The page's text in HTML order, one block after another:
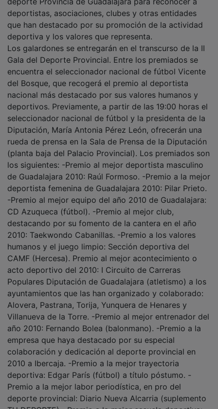
deportistas, asociaciones, clubes y otras entidades
que han destacado por su promoción de la actividad
deportiva y los valores que representa.
Los galardones se entregarán en el transcurso de la II
Gala del Deporte Provincial. Entre los premiados se
encuentra el seleccionador nacional de fútbol Vicente
del Bosque, que recogerá el premio al deportista
nacional más destacado por sus valores humanos y
deportivos. Previamente, a partir de las 19:00 horas el
seleccionador nacional de fútbol y la presidenta de la
Diputación, María Antonia Pérez León, ofrecerán una
rueda de prensa en la Sala de Prensa de la Diputación
(planta baja del Palacio Provincial). Los premiados son
los siguientes: -Premio al mejor deportista masculino
de Guadalajara 2010: Raúl Formoso. -Premio a la mejor
deportista femenina de Guadalajara 2010: Pilar Prieto.
-Premio al mejor equipo del año 2010 de Guadalajara:
CD Azuqueca (fútbol). -Premio al mejor club,
destacando por su fomento de la cantera en el año
2010: Taekwondo Cabanillas. -Premio a los valores
humanos y el juego limpio: Sección deportiva del
CAMF (Hercesa). Premio al mejor acontecimiento o
acto deportivo del 2010: I Circuito de Carreras
Populares Diputación de Guadalajara (atletismo) a los
ayuntamientos que las han organizado y colaborado:
Alovera, Pastrana, Torija, Yunquera de Henares y
Villanueva de la Torre. -Premio al mejor entrenador del
año 2010: Fernando Bolea (balonmano). -Premio a la
empresa que haya destacado por su especial
colaboración y dedicación al deporte provincial en
2010 a Ibercaja. -Premio a la mejor trayectoria
deportiva: Edgar París (fútbol) a título póstumo. -
Premio a la mejor labor periodística, en pro del
deporte provincial: Diario Nueva Alcarria (suplemento
TU DEPORTE). -Premio a la mejor escuela deportiva: